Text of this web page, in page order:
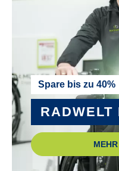
Trekking-Pedal VP-616
RADGRÖSSE :
28"
RAHMEN :
Aluminium
Spare bis zu 40%
RADWELT